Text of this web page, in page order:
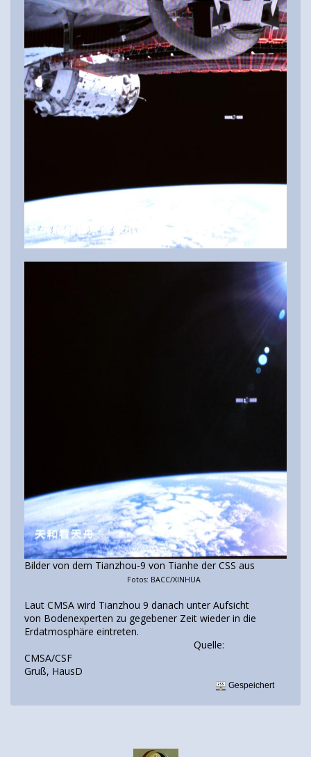
Bilder von dem Tianzhou-9 von Tianhe der CSS aus
Fotos: BACC/XINHUA
Laut CMSA wird Tianzhou 9 danach unter Aufsicht
von Bodenexperten zu gegebener Zeit wieder in die
Erdatmosphäre eintreten.
Quelle:
CMSA/CSF
Gruß, HausD
Gespeichert